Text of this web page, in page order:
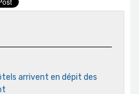
arrivent en dépit des